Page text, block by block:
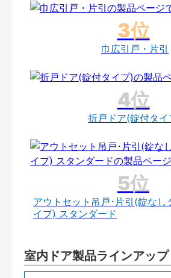
巾広引戸・片引
折戸ドア(錠付タイ
アウトセット吊戸･片引(錠なし
イプ) スタンダード
室内ドア製品ラインアップ